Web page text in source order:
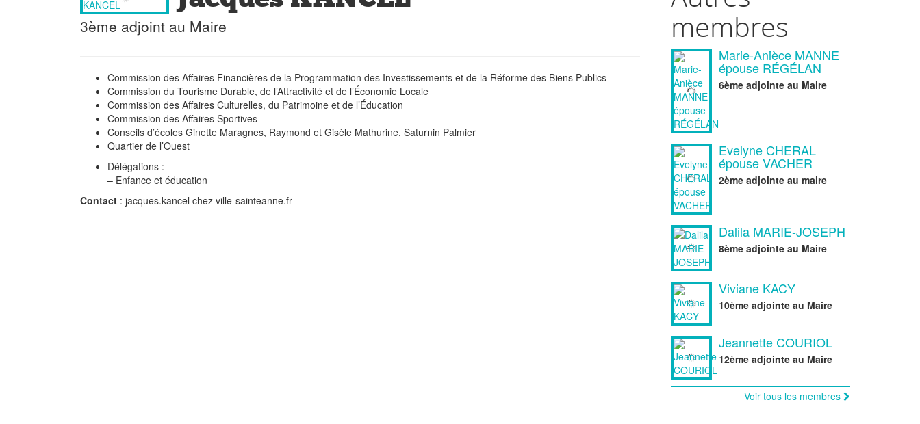
3ème adjoint au Maire
Commission des Affaires Financières de la Programmation des Investissements et de la Réforme des Biens Publics
Commission du Tourisme Durable, de l’Attractivité et de l’Économie Locale
Commission des Affaires Culturelles, du Patrimoine et de l’Éducation
Commission des Affaires Sportives
Conseils d’écoles Ginette Maragnes, Raymond et Gisèle Mathurine, Saturnin Palmier
Quartier de l’Ouest
Délégations :
– Enfance et éducation
Contact : jacques.kancel chez ville-sainteanne.fr
membres
Marie-Anièce MANNE
épouse RÉGÉLAN
6ème adjointe au Maire
Evelyne CHERAL
épouse VACHER
2ème adjointe au maire
Dalila MARIE-JOSEPH
8ème adjointe au Maire
Viviane KACY
10ème adjointe au Maire
Jeannette COURIOL
12ème adjointe au Maire
Voir tous les membres